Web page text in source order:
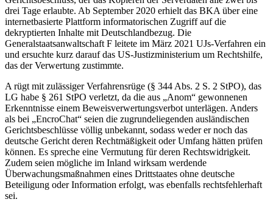
drei Tage erlaubte. Ab September 2020 erhielt das BKA über eine
internetbasierte Plattform informatorischen Zugriff auf die
dekryptierten Inhalte mit Deutschlandbezug. Die
Generalstaatsanwaltschaft F leitete im März 2021 UJs-Verfahren ein
und ersuchte kurz darauf das US-Justizministerium um Rechtshilfe,
das der Verwertung zustimmte.
A rügt mit zulässiger Verfahrensrüge (§ 344 Abs. 2 S. 2 StPO), das
LG habe § 261 StPO verletzt, da die aus „Anom“ gewonnenen
Erkenntnisse einem Beweisverwertungsverbot unterlägen. Anders
als bei „EncroChat“ seien die zugrundeliegenden ausländischen
Gerichtsbeschlüsse völlig unbekannt, sodass weder er noch das
deutsche Gericht deren Rechtmäßigkeit oder Umfang hätten prüfen
können. Es spreche eine Vermutung für deren Rechtswidrigkeit.
Zudem seien mögliche im Inland wirksam werdende
Überwachungsmaßnahmen eines Drittstaates ohne deutsche
Beteiligung oder Information erfolgt, was ebenfalls rechtsfehlerhaft
sei.